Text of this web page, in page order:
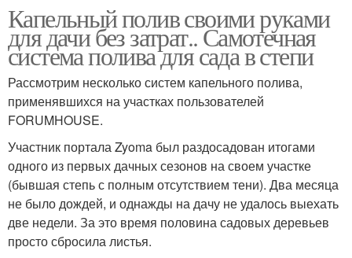
Капельный полив своими руками
для дачи без затрат.. Самотечная
система полива для сада в степи
Рассмотрим несколько систем капельного полива,
применявшихся на участках пользователей
FORUMHOUSE.
Участник портала Zyoma был раздосадован итогами
одного из первых дачных сезонов на своем участке
(бывшая степь с полным отсутствием тени). Два месяца
не было дождей, и однажды на дачу не удалось выехать
две недели. За это время половина садовых деревьев
просто сбросила листья.